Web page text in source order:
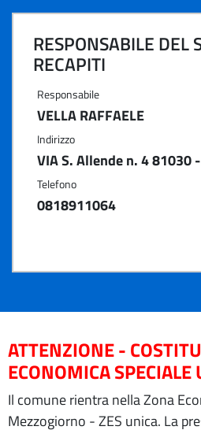
RESPONSABILE DEL
RECAPITI
Responsabile
VELLA RAFFAELE
Indirizzo
VIA S. Allende n. 4 81030 -
Telefono
0818911064
ATTENZIONE -
ECONOMICA SPECIALE
Il comune rientra nella Zona
Mezzogiorno - ZES unica. La